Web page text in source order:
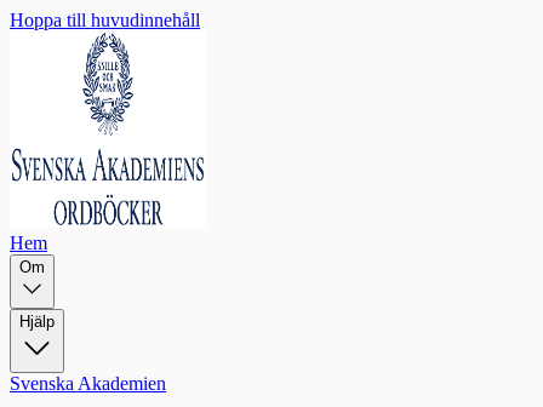
Hoppa till huvudinnehåll
Hem
Om
Hjälp
Svenska Akademien